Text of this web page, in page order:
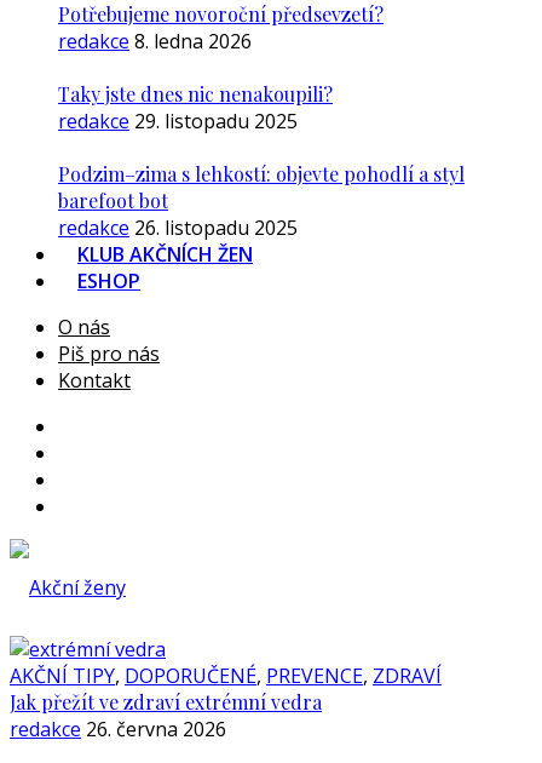
Potřebujeme novoroční předsevzetí?
redakce 8. ledna 2026
Taky jste dnes nic nenakoupili?
redakce 29. listopadu 2025
Podzim–zima s lehkostí: objevte pohodlí a styl
barefoot bot
redakce 26. listopadu 2025
KLUB AKČNÍCH ŽEN
ESHOP
O nás
Piš pro nás
Kontakt
AKČNÍ TIPY, DOPORUČENÉ, PREVENCE, ZDRAVÍ
Jak přežít ve zdraví extrémní vedra
redakce 26. června 2026